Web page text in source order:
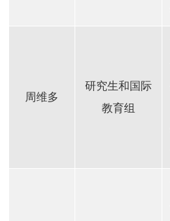
周维多
研究生和国际
教育组